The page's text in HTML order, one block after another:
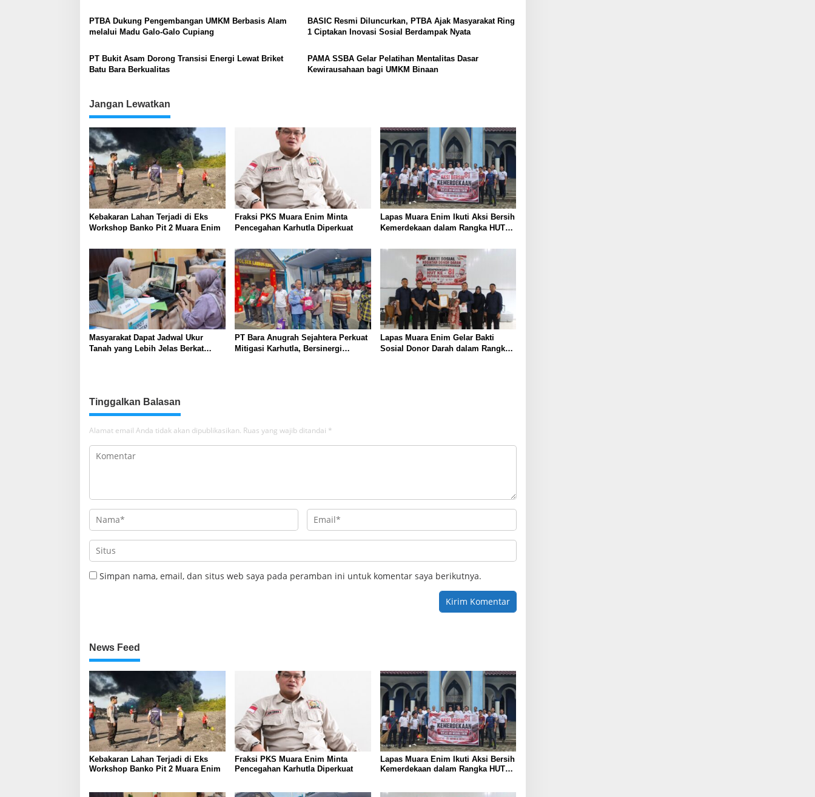
PTBA Dukung Pengembangan UMKM Berbasis Alam
melalui Madu Galo-Galo Cupiang
BASIC Resmi Diluncurkan, PTBA Ajak Masyarakat Ring
1 Ciptakan Inovasi Sosial Berdampak Nyata
PT Bukit Asam Dorong Transisi Energi Lewat Briket
Batu Bara Berkualitas
PAMA SSBA Gelar Pelatihan Mentalitas Dasar
Kewirausahaan bagi UMKM Binaan
Jangan Lewatkan
Kebakaran Lahan Terjadi di Eks
Workshop Banko Pit 2 Muara Enim
Fraksi PKS Muara Enim Minta
Pencegahan Karhutla Diperkuat
Lapas Muara Enim Ikuti Aksi Bersih
Kemerdekaan dalam Rangka HUT
Masyarakat Dapat Jadwal Ukur
Tanah yang Lebih Jelas Berkat
PT Bara Anugrah Sejahtera Perkuat
Mitigasi Karhutla, Bersinergi
Lapas Muara Enim Gelar Bakti
Sosial Donor Darah dalam Rangka
Tinggalkan Balasan
Alamat email Anda tidak akan dipublikasikan. Ruas yang wajib ditandai *
Simpan nama, email, dan situs web saya pada peramban ini untuk komentar saya berikutnya.
News Feed
Kebakaran Lahan Terjadi di Eks
Workshop Banko Pit 2 Muara Enim
Fraksi PKS Muara Enim Minta
Pencegahan Karhutla Diperkuat
Lapas Muara Enim Ikuti Aksi Bersih
Kemerdekaan dalam Rangka HUT